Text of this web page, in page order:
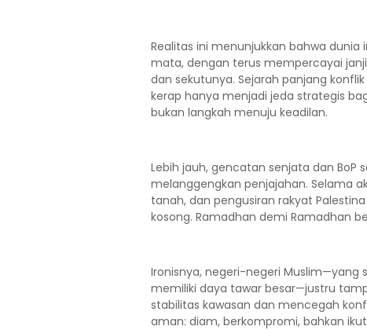
Realitas ini menunjukkan bahwa
mata, dengan terus mempercayai
dan sekutunya. Sejarah panjang
kerap hanya menjadi jeda strategis
bukan langkah menuju keadilan.
Lebih jauh, gencatan senjata dan BoP
melanggengkan penjajahan. Selama
tanah, dan pengusiran rakyat
kosong. Ramadhan demi Ramadhan
Ironisnya, negeri-negeri Muslim—yang
memiliki daya tawar besar—justru
stabilitas kawasan dan mencegah
aman: diam, berkompromi, bahkan